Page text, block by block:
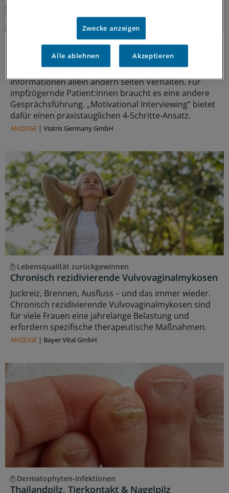
Impfkommunikation
„Motivational Interviewing“ in der
Impfberatung
Informationen allein ändern selten Verhalten. Für
impfzögernde Patient:innen braucht es eine andere
Gesprächsführung. „Motivational Interviewing“ bietet
dafür einen praxistauglichen 4-Schritte-Ansatz.
ANZEIGE | Viatris Germany GmbH
Lebensqualität zurückgewinnen
Chronisch rezidivierende Vulvovaginalmykosen
Juckreiz, Brennen, Ausfluss – und das immer wieder.
Chronisch rezidivierende Vulvovaginalmykosen sind
für viele Frauen eine jahrelange Belastung und
erfordern spezifische therapeutische Maßnahmen.
ANZEIGE | Bayer Vital GmbH
Dermatophyten-Infektionen
Thailandpilz, Tierkontakt & Nagelpilz
Zwecke anzeigen
Alle ablehnen Akzeptieren